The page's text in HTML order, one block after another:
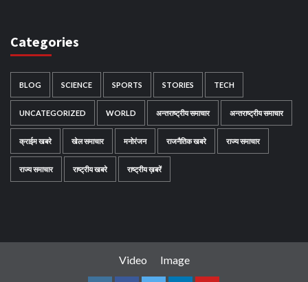
Categories
BLOG SCIENCE SPORTS STORIES TECH
UNCATEGORIZED WORLD अन्तराष्ट्रीय समाचार अन्तराष्ट्रीय समाचार
क्राईम खबरे खेल समाचार मनोरंजन राजनैतिक खबरे राज्य समाचार
राज्य समाचार राष्ट्रीय खबरे राष्ट्रीय ख़बरें
Video Image